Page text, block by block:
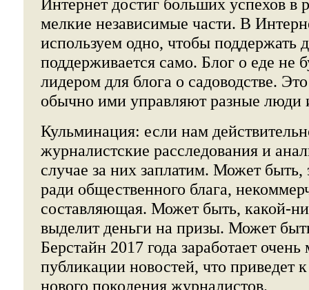
мелкие независимые части. В
используем одно, чтобы поддержать
поддерживается само. Блог о еде не
лидером для блога о садоводстве.
обычно ими управляют разные люди
Кульминация: если нам
журналистские расследования и
случае за них заплатим. Может быть,
ради общественного блага,
составляющая. Может быть, какой-
выделит деньги на призы. Может
Берстайн 2017 года заработает очень
публикации новостей, что приведет
нового поколения журналистов.